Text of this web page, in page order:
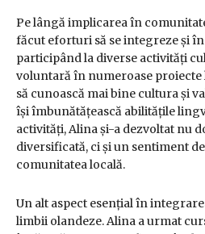
Pe lângă implicarea în
făcut eforturi să se integreze și
participând la diverse activități
voluntară în numeroase proiecte
să cunoască mai bine cultura și
își îmbunătățească abilitățile
activități, Alina și-a dezvoltat nu
diversificată, ci și un sentiment
comunitatea locală.
Un alt aspect esențial în
limbii olandeze. Alina a urmat